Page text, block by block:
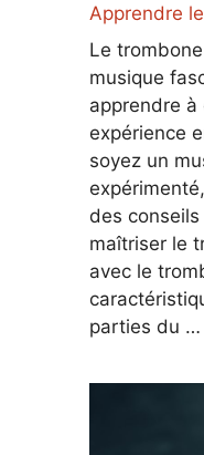
Apprendre
Le
musique
apprendre à
expérience
soyez un
des
maîtriser le
avec le
parties du …